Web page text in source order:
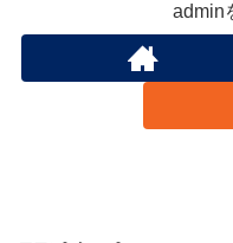
admin